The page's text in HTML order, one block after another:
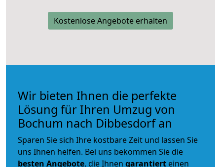
Kostenlose Angebote erhalten
Wir bieten Ihnen die perfekte
Lösung für Ihren Umzug von
Bochum nach Dibbesdorf an
Sparen Sie sich Ihre kostbare Zeit und lassen Sie
uns Ihnen helfen. Bei uns bekommen Sie die
besten Angebote, die Ihnen garantiert einen